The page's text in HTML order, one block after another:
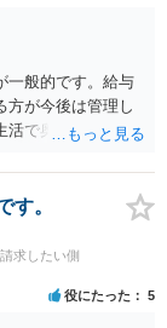
一般的です。給与
方が今後は管理し
活で奥様が管理さ
、収入は給与だけ
産がないのであれ
張できないことに
。 婚姻費用を渡
るとは思います
用の金額の合意が
れば納得した金
す。
求したい側
役にたった 5